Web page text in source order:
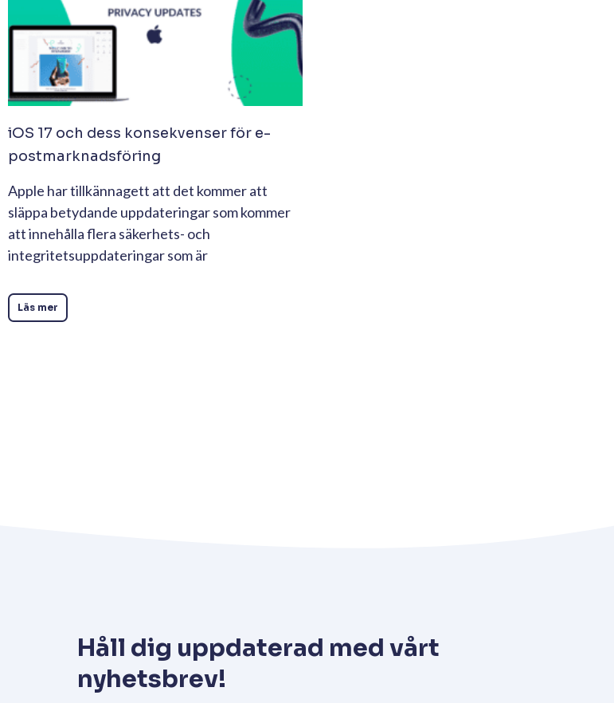
iOS 17 och dess konsekvenser för e-
postmarknadsföring
Apple har tillkännagett att det kommer att
släppa betydande uppdateringar som kommer
att innehålla flera säkerhets- och
integritetsuppdateringar som är
Läs mer
Håll dig uppdaterad med vårt
nyhetsbrev!